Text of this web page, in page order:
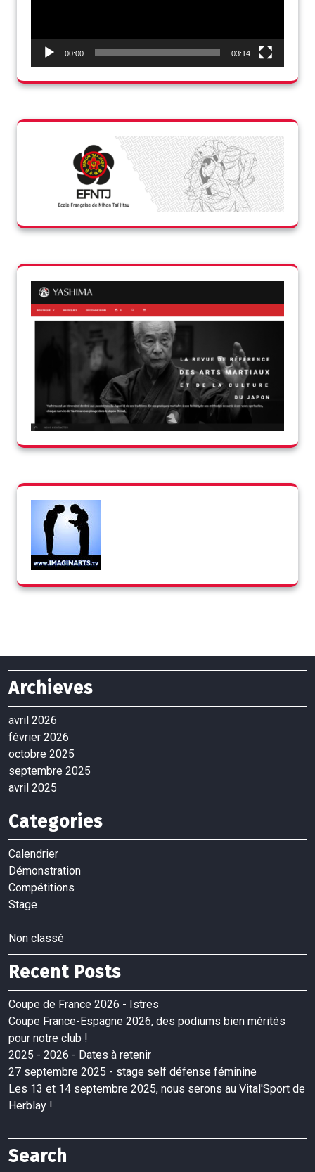
00:00 03:14
Archieves
avril 2026
février 2026
octobre 2025
septembre 2025
avril 2025
Categories
Calendrier
Démonstration
Compétitions
Stage
Non classé
Recent Posts
Coupe de France 2026 - Istres
Coupe France-Espagne 2026, des podiums bien mérités
pour notre club !
2025 - 2026 - Dates à retenir
27 septembre 2025 - stage self défense féminine
Les 13 et 14 septembre 2025, nous serons au Vital'Sport de
Herblay !
Search